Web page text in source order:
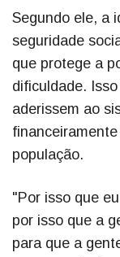
Segundo ele, a
seguridade
que protege a
dificuldade.
aderissem ao
população.
"Por isso que
por isso que a
para que a